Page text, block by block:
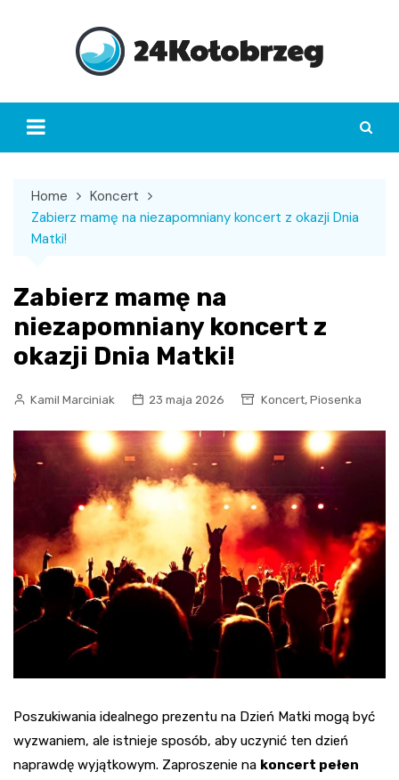
Home
Koncert
Zabierz mamę na niezapomniany koncert z okazji Dnia
Matki!
Zabierz mamę na
niezapomniany koncert z
okazji Dnia Matki!
Kamil Marciniak 23 maja 2026 Koncert, Piosenka
Poszukiwania idealnego prezentu na Dzień Matki mogą być
wyzwaniem, ale istnieje sposób, aby uczynić ten dzień
naprawdę wyjątkowym. Zaproszenie na koncert pełen